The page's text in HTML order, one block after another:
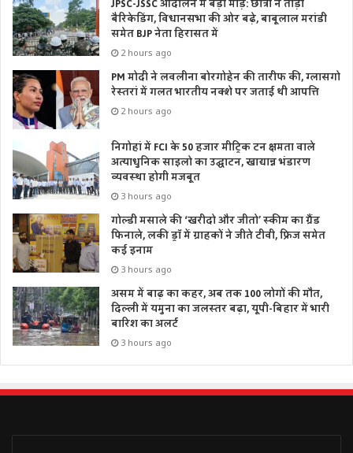
JPSC-JSSC आंदोलन में बड़ा मोड़: छात्रों ने तोड़ी
बैरिकेडिंग, विधानसभा की ओर बढ़े, बाबूलाल मरांडी
समेत BJP नेता हिरासत में
2 hours ago
PM मोदी ने लवलीना बोरगोहेन की तारीफ की, ग्लासगो
रेस्तरां में गलत भारतीय नक्शे पर जताई थी आपत्ति
2 hours ago
निगोहां में FCI के 50 हजार मीट्रिक टन क्षमता वाले
अत्याधुनिक साइलो का उद्घाटन, खाद्यान्न भंडारण
व्यवस्था होगी मजबूत
3 hours ago
गोल्डी मसाले की ‘खरीदो और जीतो’ स्कीम का ग्रैंड
फिनाले, लकी ड्रॉ में ग्राहकों ने जीते टीवी, फ्रिज समेत
कई इनाम
3 hours ago
असम में बाढ़ का कहर, अब तक 100 लोगों की मौत,
दिल्ली में यमुना का जलस्तर बढ़ा, यूपी-बिहार में भारी
बारिश का अलर्ट
3 hours ago